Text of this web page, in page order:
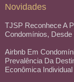
Novidades
TJSP Reconhece A
Condomínios,
Airbnb Em
Prevalência Da
Econômica Individual